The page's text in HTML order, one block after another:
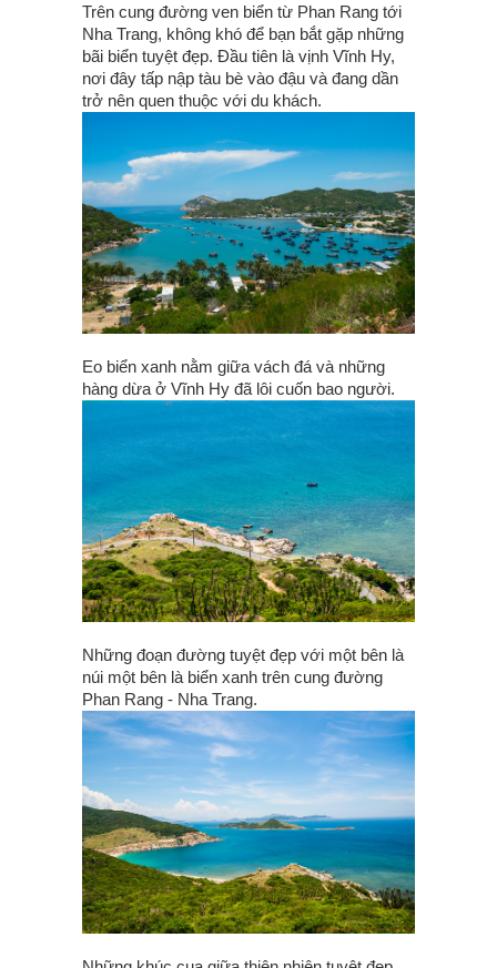
Trên cung đường ven biển từ Phan Rang tới
Nha Trang, không khó để bạn bắt gặp những
bãi biển tuyệt đẹp. Đầu tiên là vịnh Vĩnh Hy,
nơi đây tấp nập tàu bè vào đậu và đang dần
trở nên quen thuộc với du khách.
Eo biển xanh nằm giữa vách đá và những
hàng dừa ở Vĩnh Hy đã lôi cuốn bao người.
Những đoạn đường tuyệt đẹp với một bên là
núi một bên là biển xanh trên cung đường
Phan Rang - Nha Trang.